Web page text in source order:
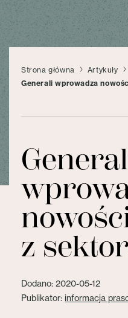
Strona główna
Artykuły
Generali wprowadza
z
Dodano: 2020-05-12
Publikator: informacja